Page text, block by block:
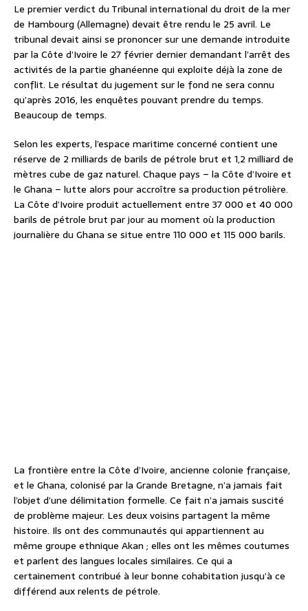
Le premier verdict du Tribunal international du droit de la mer
de Hambourg (Allemagne) devait être rendu le 25 avril. Le
tribunal devait ainsi se prononcer sur une demande introduite
par la Côte d’Ivoire le 27 février dernier demandant l’arrêt des
activités de la partie ghanéenne qui exploite déjà la zone de
conflit. Le résultat du jugement sur le fond ne sera connu
qu’après 2016, les enquêtes pouvant prendre du temps.
Beaucoup de temps.
Selon les experts, l’espace maritime concerné contient une
réserve de 2 milliards de barils de pétrole brut et 1,2 milliard de
mètres cube de gaz naturel. Chaque pays – la Côte d’Ivoire et
le Ghana – lutte alors pour accroître sa production pétrolière.
La Côte d’Ivoire produit actuellement entre 37 000 et 40 000
barils de pétrole brut par jour au moment où la production
journalière du Ghana se situe entre 110 000 et 115 000 barils.
La frontière entre la Côte d’Ivoire, ancienne colonie française,
et le Ghana, colonisé par la Grande Bretagne, n’a jamais fait
l’objet d’une délimitation formelle. Ce fait n’a jamais suscité
de problème majeur. Les deux voisins partagent la même
histoire. Ils ont des communautés qui appartiennent au
même groupe ethnique Akan ; elles ont les mêmes coutumes
et parlent des langues locales similaires. Ce qui a
certainement contribué à leur bonne cohabitation jusqu’à ce
différend aux relents de pétrole.